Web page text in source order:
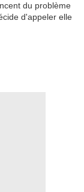
du problème
d'appeler elle